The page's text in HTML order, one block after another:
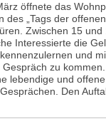
öffnete das
des „Tags der
Zwischen 15 und
Interessierte die
und
zu
lebendige und
Den